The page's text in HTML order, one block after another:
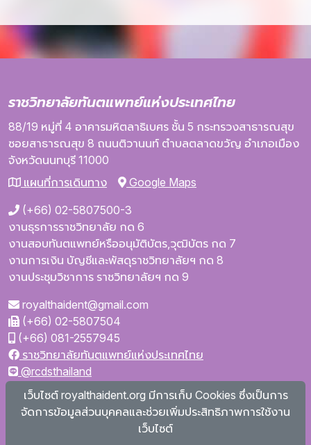
ราชวิทยาลัยทันตแพทย์แห่งประเทศไทย
88/19 หมู่ที่ 4 อาคารมหิตลาธิเบศร ชั้น 5 กระทรวงสาธารณสุข
ซอยสาธารณสุข 8 ถนนติวานนท์ ตำบลตลาดขวัญ อำเภอเมือง
จังหวัดนนทบุรี 11000
แผนที่การเดินทาง
Google Maps
(+66) 02-5807500-3
งานธุรการราชวิทยาลัย กด 6
งานสอบทันตแพทย์หรืออนุมัติบัตร,วุฒิบัตร กด 7
งานการเงิน บัญชีและพัสดุราชวิทยาลัยฯ กด 8
งานประชุมวิชาการ ราชวิทยาลัยฯ กด 9
royalthaident@gmail.com
(+66) 02-5807504
(+66) 081-2557945
ราชวิทยาลัยทันตแพทย์แห่งประเทศไทย
@rcdsthailand
royalthaident
@royalthaident
Royal College of Dental Surgeons of Thailand
เว็บไซต์ royalthaident.org มีการเก็บ Cookies ซึ่งเป็นการ
จัดการข้อมูลส่วนบุคคลและช่วยเพิ่มประสิทธิภาพการใช้งาน
เว็บไซต์